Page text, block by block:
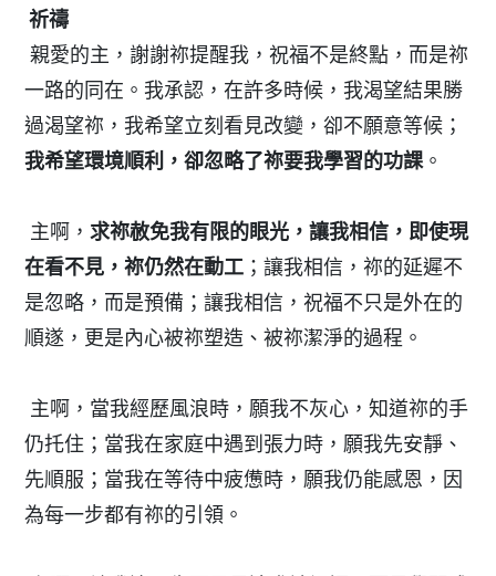
祈禱
親愛的主，謝謝祢提醒我，祝福不是終點，而是祢
一路的同在。我承認，在許多時候，我渴望結果勝
過渴望祢，我希望立刻看見改變，卻不願意等候；
我希望環境順利，卻忽略了祢要我學習的功課。
主啊，求祢赦免我有限的眼光，讓我相信，即使現
在看不見，祢仍然在動工 ；讓我相信，祢的延遲不
是忽略，而是預備；讓我相信，祝福不只是外在的
順遂，更是內心被祢塑造、被祢潔淨的過程。
主啊，當我經歷風浪時，願我不灰心，知道祢的手
仍托住；當我在家庭中遇到張力時，願我先安靜、
先順服；當我在等待中疲憊時，願我仍能感恩，因
為每一步都有祢的引領。